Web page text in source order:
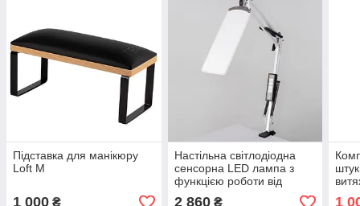
Підставка для манікюру
Loft M
1 000 ₴
Настільна світлодіодна
сенсорна LED лампа з
функцією роботи від
повербанку та
2 860₴ 1